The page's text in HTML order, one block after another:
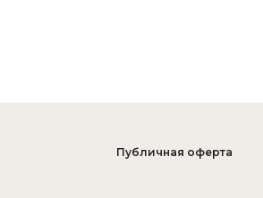
Публичная оферта